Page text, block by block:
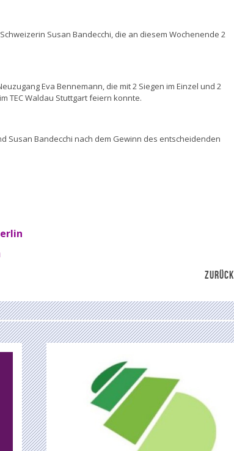
Susan Bandecchi, die an diesem Wochenende 2
Eva Bennemann, die mit 2 Siegen im Einzel und 2
TEC Waldau Stuttgart feiern konnte.
Susan Bandecchi nach dem Gewinn des entscheidenden
ZURÜCK